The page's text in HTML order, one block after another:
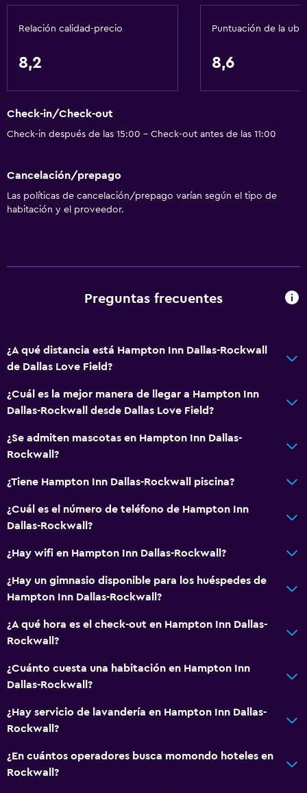
Tetera/cafetera
Nevera
Cafetera
Máquina expendedora (bebidas)
Servicios básicos
Wifi disponible en todas las instalaciones
Internet
Alarma de humo
Salas de conferencia
Centro de negocios
Caja fuerte
Instalaciones para reuniones
Check-out exprés
Recepción 24 horas
Radio
TV por cable o vía satélite
TV
Reproductor de DVD
Salud y seguridad
Limpieza diaria
Botiquín de primeros auxilios
Cámaras CCTV en zonas comunes
Cámaras CCTV en el exterior
Caja fuerte
Relación calidad-precio
8,2
Puntuación de la
8,6
Check-in/Check-out
Check-in después de las 15:00 - Check-out antes de las 11:00
Cancelación/prepago
Las políticas de cancelación/prepago varían según el tipo de
habitación y el proveedor.
Preguntas frecuentes
¿A qué distancia está Hampton Inn Dallas-Rockwall
de Dallas Love Field?
¿Cuál es la mejor manera de llegar a Hampton Inn
Dallas-Rockwall desde Dallas Love Field?
¿Se admiten mascotas en Hampton Inn Dallas-
Rockwall?
¿Tiene Hampton Inn Dallas-Rockwall piscina?
¿Cuál es el número de teléfono de Hampton Inn
Dallas-Rockwall?
¿Hay wifi en Hampton Inn Dallas-Rockwall?
¿Hay un gimnasio disponible para los huéspedes de
Hampton Inn Dallas-Rockwall?
¿A qué hora es el check-out en Hampton Inn Dallas-
Rockwall?
¿Cuánto cuesta una habitación en Hampton Inn
Dallas-Rockwall?
¿Hay servicio de lavandería en Hampton Inn Dallas-
Rockwall?
¿En cuántos operadores busca momondo hoteles en
Rockwall?